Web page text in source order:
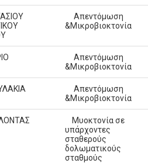
Απεντόμωση
&Μικροβιοκτονία
Απεντόμωση
&Μικροβιοκτονία
Απεντόμωση
&Μικροβιοκτονία
Μυοκτονία σε
υπάρχοντες
σταθερούς
δολωματικούς
σταθμούς